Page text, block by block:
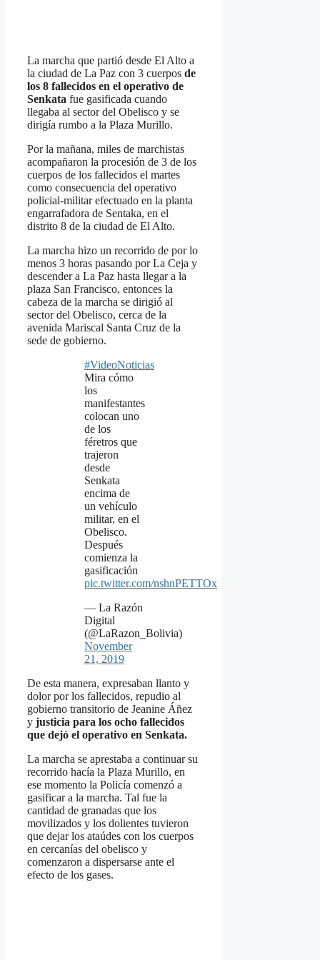
La marcha que partió desde El Alto a
la ciudad de La Paz con 3 cuerpos de
los 8 fallecidos en el operativo de
Senkata fue gasificada cuando
llegaba al sector del Obelisco y se
dirigía rumbo a la Plaza Murillo.
Por la mañana, miles de marchistas
acompañaron la procesión de 3 de los
cuerpos de los fallecidos el martes
como consecuencia del operativo
policial-militar efectuado en la planta
engarrafadora de Sentaka, en el
distrito 8 de la ciudad de El Alto.
La marcha hizo un recorrido de por lo
menos 3 horas pasando por La Ceja y
descender a La Paz hasta llegar a la
plaza San Francisco, entonces la
cabeza de la marcha se dirigió al
sector del Obelisco, cerca de la
avenida Mariscal Santa Cruz de la
sede de gobierno.
#VideoNoticias
Mira cómo
los
manifestantes
colocan uno
de los
féretros que
trajeron
desde
Senkata
encima de
un vehículo
militar, en el
Obelisco.
Después
comienza la
gasificación
pic.twitter.com/nshnPETTOx
— La Razón
Digital
(@LaRazon_Bolivia)
November
21, 2019
De esta manera, expresaban llanto y
dolor por los fallecidos, repudio al
gobierno transitorio de Jeanine Áñez
y justicia para los ocho fallecidos
que dejó el operativo en Senkata.
La marcha se aprestaba a continuar su
recorrido hacía la Plaza Murillo, en
ese momento la Policía comenzó a
gasificar a la marcha. Tal fue la
cantidad de granadas que los
movilizados y los dolientes tuvieron
que dejar los ataúdes con los cuerpos
en cercanías del obelisco y
comenzaron a dispersarse ante el
efecto de los gases.